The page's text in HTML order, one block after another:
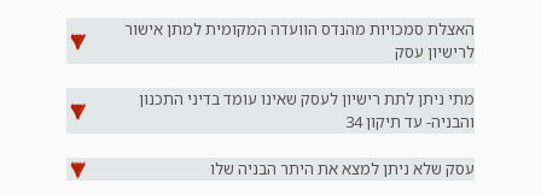
האצלת סמכויות מהנדס הוועדה המקומית למתן אישור
לרישיון עסק
מתי ניתן לתת רישיון לעסק שאינו עומד בדיני התכנון
והבניה- עד תיקון 34
עסק שלא ניתן למצא את היתר הבניה שלו